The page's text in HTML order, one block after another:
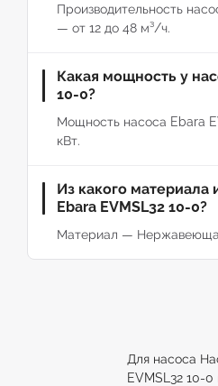
Производительность
— от 12 до 48 м³/ч.
Какая мощность у
10-0?
Мощность насоса Ebara
кВт.
Из какого материала
Ebara EVMSL32 10-0?
Материал —
Для насоса
EVMSL32 10-